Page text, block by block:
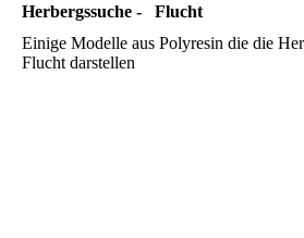
Herbergssuche - Flucht
Einige Modelle aus Polyresin die die
Flucht darstellen